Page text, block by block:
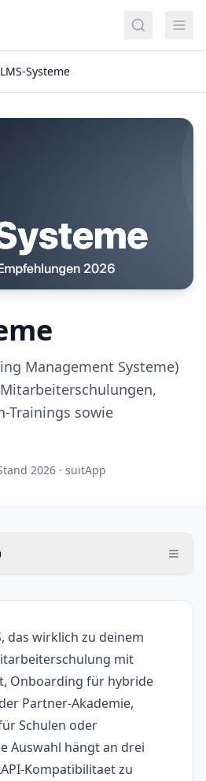
LMS-Systeme
Management Systeme)
Trainings sowie
2026 · suitApp
das wirklich zu deinem
mit
Onboarding für hybride
Partner-Akademie,
Schulen oder
Auswahl hängt an drei
Kompatibilitaet zu